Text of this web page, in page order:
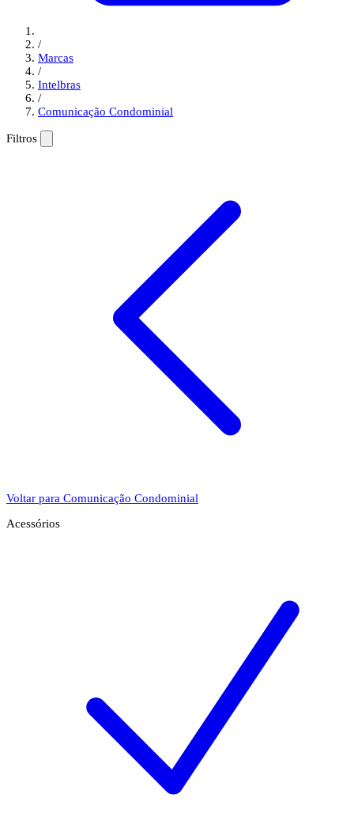
/
Marcas
/
Intelbras
/
Comunicação Condominial
Filtros
Voltar para Comunicação Condominial
Acessórios